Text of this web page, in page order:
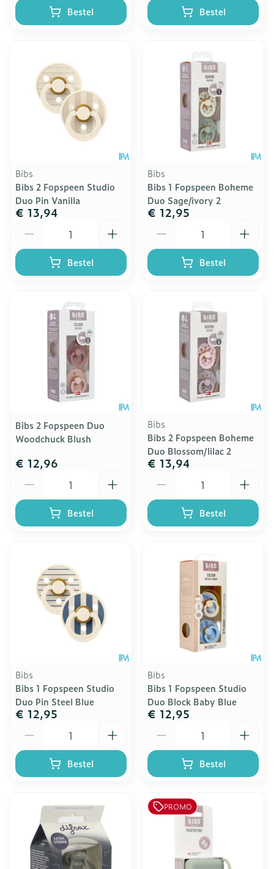
Bestel Bestel
Bibs
Bibs 2 Fopspeen Studio
Duo Pin Vanilla
€ 13,94
Bestel
Bibs
Bibs 1 Fopspeen Boheme
Duo Sage/ivory 2
€ 12,95
Bestel
Bibs 2 Fopspeen Duo
Woodchuck Blush
€ 12,96
Bestel
Bibs
Bibs 2 Fopspeen Boheme
Duo Blossom/lilac 2
€ 13,94
Bestel
Bibs
Bibs 1 Fopspeen Studio
Duo Pin Steel Blue
€ 12,95
Bestel
Bibs
Bibs 1 Fopspeen Studio
Duo Block Baby Blue
€ 12,95
Bestel
PROMO